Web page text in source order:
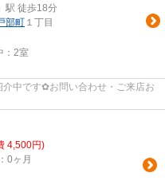
」駅 徒歩18分
部町 １丁目
2室
中です✿お問い合わせ・ご来店お
4,500円)
0ヶ月